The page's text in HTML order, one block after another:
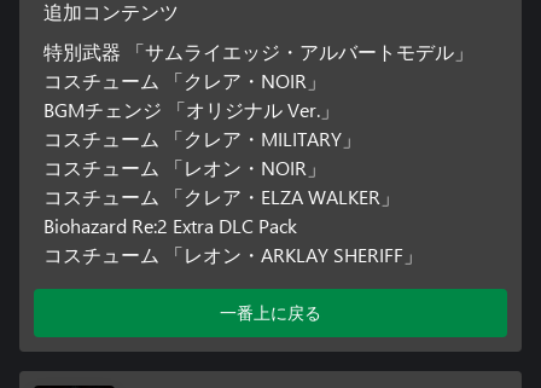
追加コンテンツ
特別武器 「サムライエッジ・アルバートモデル」
コスチューム 「クレア・NOIR」
BGMチェンジ 「オリジナル Ver.」
コスチューム 「クレア・MILITARY」
コスチューム 「レオン・NOIR」
コスチューム 「クレア・ELZA WALKER」
Biohazard Re:2 Extra DLC Pack
コスチューム 「レオン・ARKLAY SHERIFF」
一番上に戻る